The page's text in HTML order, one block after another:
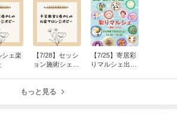
シェ楽
【7/28】セッシ
ョン施術シェア
【7/25】寄居彩
りマルシェ出展
もっと見る